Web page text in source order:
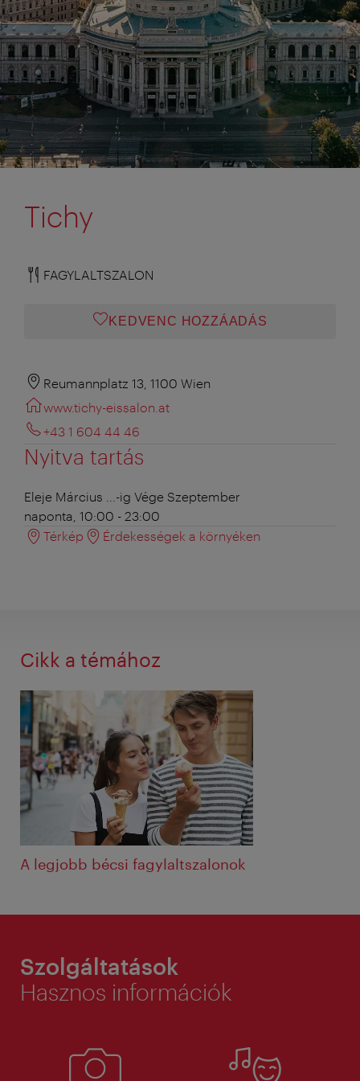
Tichy
FAGYLALTSZALON
KEDVENC HOZZÁADÁS
Reumannplatz 13, 1100 Wien
www.tichy-eissalon.at
+43 1 604 44 46
Nyitva tartás
Eleje Március ...-ig Vége Szeptember
naponta, 10:00 - 23:00
Térkép
Érdekességek a környéken
Cikk a témához
A legjobb bécsi fagylaltszalonok
Szolgáltatások
Hasznos információk